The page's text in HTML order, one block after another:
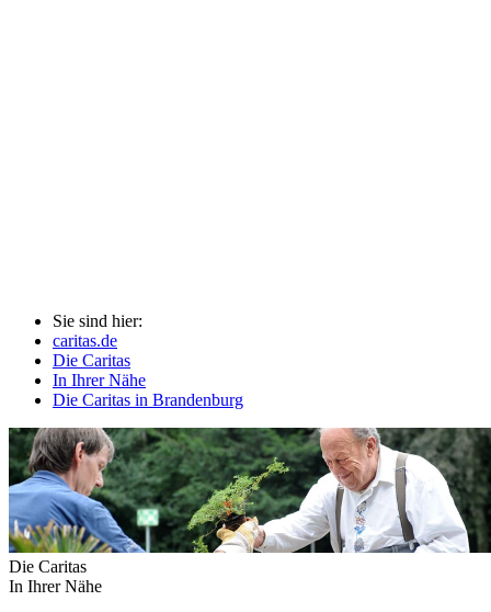
Sie sind hier:
caritas.de
Die Caritas
In Ihrer Nähe
Die Caritas in Brandenburg
Die Caritas
In Ihrer Nähe